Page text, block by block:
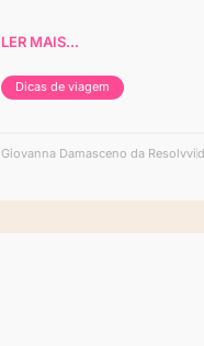
LER MAIS...
Dicas de viagem
Giovanna Damasceno da Resolvvi